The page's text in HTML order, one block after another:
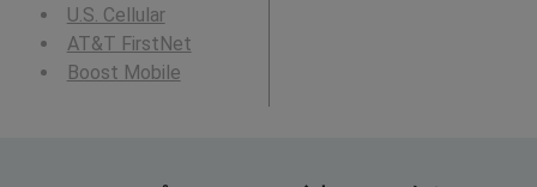
U.S. Cellular
AT&T FirstNet
Boost Mobile